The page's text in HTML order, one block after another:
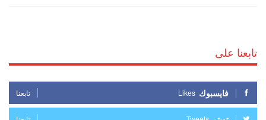
تابعنا على
فايسبوك Likes تابعنا